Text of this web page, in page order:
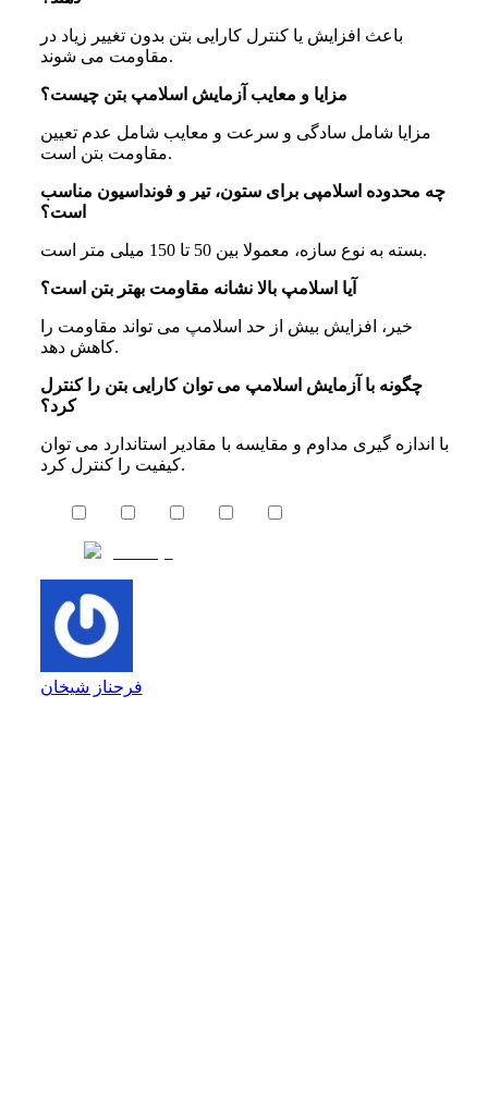
باعث افزایش یا کنترل کارایی بتن بدون تغییر زیاد در
مقاومت می شوند.
مزایا و معایب آزمایش اسلامپ بتن چیست؟
مزایا شامل سادگی و سرعت و معایب شامل عدم تعیین
مقاومت بتن است.
چه محدوده اسلامپی برای ستون، تیر و فونداسیون مناسب
است؟
بسته به نوع سازه، معمولا بین 50 تا 150 میلی متر است.
آیا اسلامپ بالا نشانه مقاومت بهتر بتن است؟
خیر، افزایش بیش از حد اسلامپ می تواند مقاومت را
کاهش دهد.
چگونه با آزمایش اسلامپ می توان کارایی بتن را کنترل
کرد؟
با اندازه گیری مداوم و مقایسه با مقادیر استاندارد می توان
کیفیت را کنترل کرد.
فرحناز شیخان